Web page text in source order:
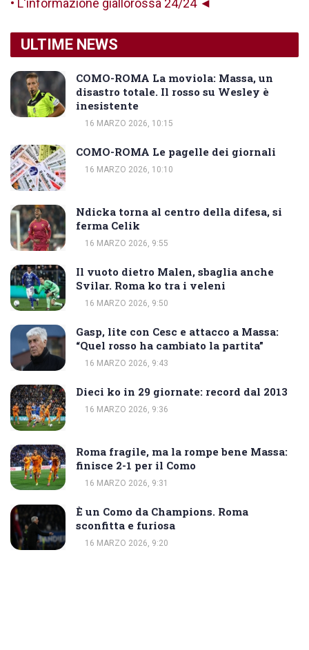
• L'informazione giallorossa 24/24 ◄
ULTIME NEWS
COMO-ROMA La moviola: Massa, un
disastro totale. Il rosso su Wesley è
inesistente
16 MARZO 2026, 10:15
COMO-ROMA Le pagelle dei giornali
16 MARZO 2026, 10:10
Ndicka torna al centro della difesa, si
ferma Celik
16 MARZO 2026, 9:55
Il vuoto dietro Malen, sbaglia anche
Svilar. Roma ko tra i veleni
16 MARZO 2026, 9:50
Gasp, lite con Cesc e attacco a Massa:
“Quel rosso ha cambiato la partita”
16 MARZO 2026, 9:43
Dieci ko in 29 giornate: record dal 2013
16 MARZO 2026, 9:36
Roma fragile, ma la rompe bene Massa:
finisce 2-1 per il Como
16 MARZO 2026, 9:31
È un Como da Champions. Roma
sconfitta e furiosa
16 MARZO 2026, 9:20